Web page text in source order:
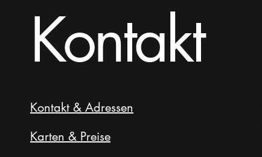
Kontakt
Kontakt & Adressen
Karten & Preise